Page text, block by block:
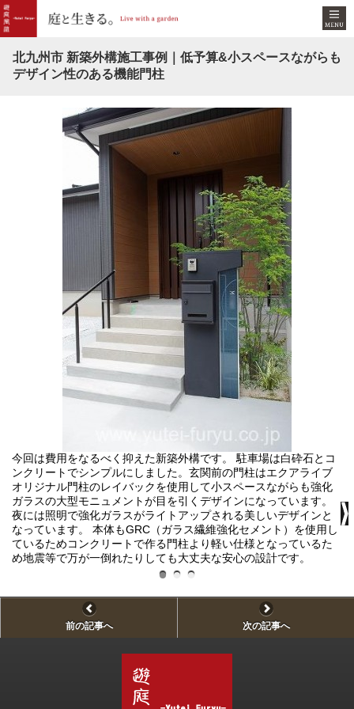
北九州市 新築外構施工事例｜低予算&小スペースながらも
デザイン性のある機能門柱
今回は費用をなるべく抑えた新築外構です。 駐車場は白砕石とコ
ンクリートでシンプルにしました。玄関前の門柱はエクアライブ
オリジナル門柱のレイバックを使用して小スペースながらも強化
ガラスの大型モニュメントが目を引くデザインになっています。
夜には照明で強化ガラスがライトアップされる美しいデザインと
なっています。 本体もGRC（ガラス繊維強化セメント）を使用し
ているためコンクリートで作る門柱より軽い仕様となっているた
め地震等で万が一倒れたりしても大丈夫な安心の設計です。
前の記事へ 次の記事へ